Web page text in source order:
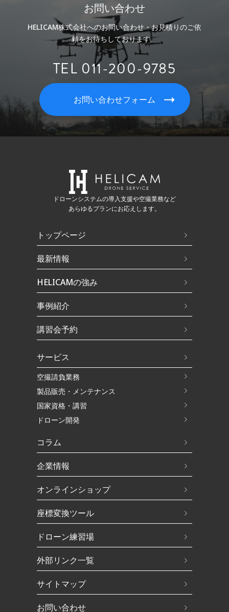
お問い合わせ
HELICAM株式会社へのお問い合わせ・お見積りのご依
頼をお待ちしております。
TEL 011-200-9785
お問い合わせフォーム
ドローンシステムの導入支援や空撮業務など
あらゆるプランにお応えします。
トップページ
最新情報
HELICAMの強み
事例紹介
講習会予約
サービス
空撮請負業務
製品販売・メンテナンス
国家資格・講習
ドローン開発
コラム
企業情報
オンラインショップ
座標変換ツール
ドローン練習場
外部リンク一覧
サイトマップ
お問い合わせ